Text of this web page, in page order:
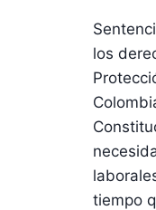
los
tiempo